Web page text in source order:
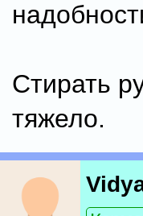
Стирать
тяжело.